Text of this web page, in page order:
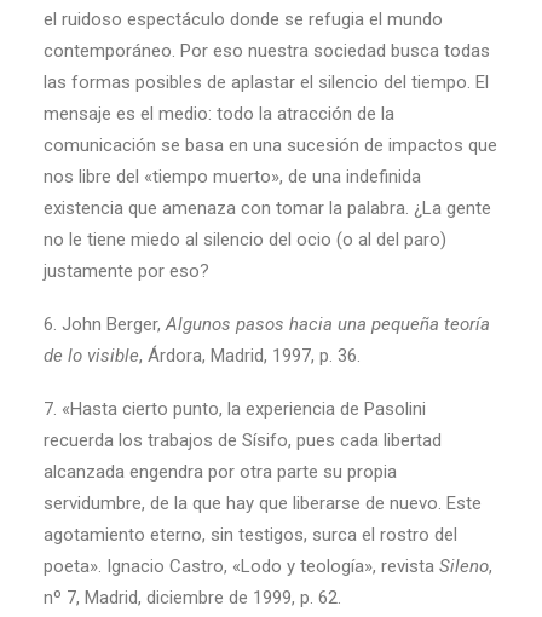
el ruidoso espectáculo donde se refugia el mundo
contemporáneo. Por eso nuestra sociedad busca todas
las formas posibles de aplastar el silencio del tiempo. El
mensaje es el medio: todo la atracción de la
comunicación se basa en una sucesión de impactos que
nos libre del «tiempo muerto», de una indefinida
existencia que amenaza con tomar la palabra. ¿La gente
no le tiene miedo al silencio del ocio (o al del paro)
justamente por eso?
6. John Berger,Algunos pasos hacia una pequeña teoría
de lo visible, Árdora, Madrid, 1997, p. 36.
7. «Hasta cierto punto, la experiencia de Pasolini
recuerda los trabajos de Sísifo, pues cada libertad
alcanzada engendra por otra parte su propia
servidumbre, de la que hay que liberarse de nuevo. Este
agotamiento eterno, sin testigos, surca el rostro del
poeta». Ignacio Castro, «Lodo y teología», revista Sileno,
nº 7, Madrid, diciembre de 1999, p. 62.